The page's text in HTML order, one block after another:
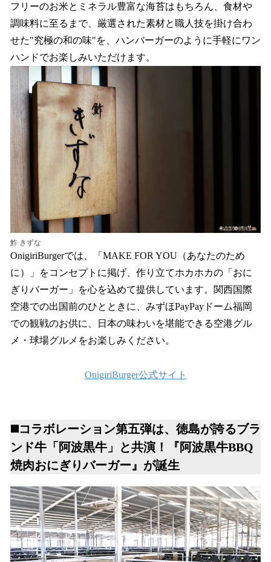
フリーのお米とミネラル豊富な海苔はもちろん、食材や
調味料に至るまで、厳選された素材と職人技を掛け合わ
せた"究極の和の味"を、ハンバーガーのように手軽にワン
ハンドでお楽しみいただけます。
鮓 きずな
OnigiriBurgerでは、「MAKE FOR YOU（あなたのため
に）」をコンセプトに掲げ、作り立てホカホカの「おに
ぎりバーガー」を心を込めて提供しています。関西国際
空港での出国前のひとときに、みずほPayPayドーム福岡
での観戦のお供に、日本の味わいを堪能できる空港グル
メ・球場グルメをお楽しみください。
OnigiriBurger公式サイト
◼️コラボレーション第五弾は、徳島が誇るブラ
ンド牛「阿波黒牛」と共演！『阿波黒牛BBQ
焼肉おにぎりバーガー』が誕生